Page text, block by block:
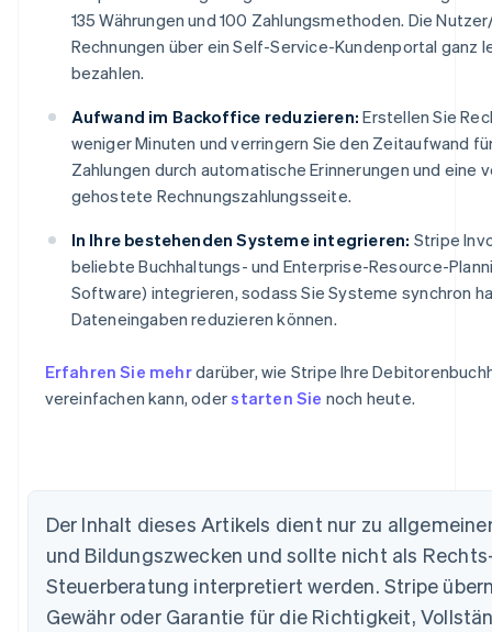
135 Währungen und 100 Zahlungsmethoden. Die
Rechnungen über ein Self-Service-Kundenportal ganz
bezahlen.
Aufwand im Backoffice reduzieren: Erstellen Sie
weniger Minuten und verringern Sie den Zeitaufwand
Zahlungen durch automatische Erinnerungen und eine
gehostete Rechnungszahlungsseite.
In Ihre bestehenden Systeme integrieren: Stripe
beliebte Buchhaltungs- und Enterprise-Resource-
Software) integrieren, sodass Sie Systeme synchron
Dateneingaben reduzieren können.
Erfahren Sie mehrdarüber, wie Stripe Ihre
vereinfachen kann, oderstarten Sie noch heute.
Der Inhalt dieses Artikels dient nur zu
und Bildungszwecken und sollte nicht als
Steuerberatung interpretiert werden. Stripe
Gewähr oder Garantie für die Richtigkeit,
Nederlands Français DeutschEnglish
Brasilien
Português English
Bulgarien
English